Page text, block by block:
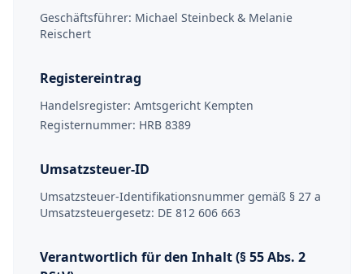
Geschäftsführer: Michael Steinbeck & Melanie
Reischert
Registereintrag
Handelsregister: Amtsgericht Kempten
Registernummer: HRB 8389
Umsatzsteuer-ID
Umsatzsteuer-Identifikationsnummer gemäß § 27 a
Umsatzsteuergesetz: DE 812 606 663
Verantwortlich für den Inhalt (§ 55 Abs. 2